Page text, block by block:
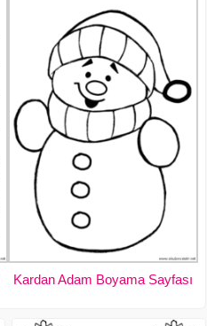
Kardan Adam Boyama Sayfası